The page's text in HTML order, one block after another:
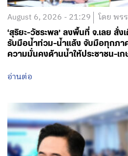
August 6, 2026 - 21:29 โดย พร
‘สุริยะ-วัชระพล’ ลงพื้นที่ จ.เลย สั่
รับมือน้ำท่วม-น้ำแล้ง จับมือทุกภา
ความมั่นคงด้านน้ำให้ประชาชน-เก
อ่านต่อ